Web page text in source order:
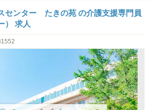
センター たきの苑 の介護支援専門員
） 求人